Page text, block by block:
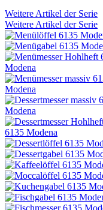
Weitere Artikel der Serie
Weitere Artikel der Serie
Modena
Modena
Modena
6135 Modena